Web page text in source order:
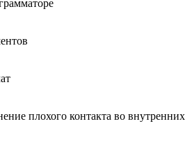
плохого контакта во внутренних